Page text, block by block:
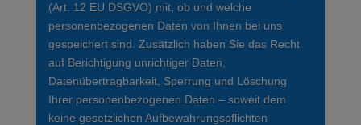
(Art. 12 EU DSGVO) mit, ob und welche
personenbezogenen Daten von Ihnen bei uns
gespeichert sind. Zusätzlich haben Sie das Recht
auf Berichtigung unrichtiger Daten,
Datenübertragbarkeit, Sperrung und Löschung
Ihrer personenbezogenen Daten – soweit dem
keine gesetzlichen Aufbewahrungspflichten